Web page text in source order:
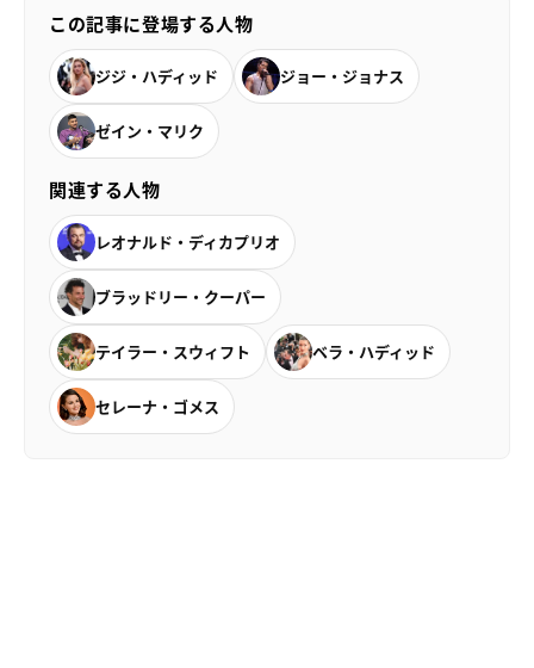
この記事に登場する人物
ジジ・ハディッド ジョー・ジョナス
ゼイン・マリク
関連する人物
レオナルド・ディカプリオ
ブラッドリー・クーパー
テイラー・スウィフト ベラ・ハディッド
セレーナ・ゴメス